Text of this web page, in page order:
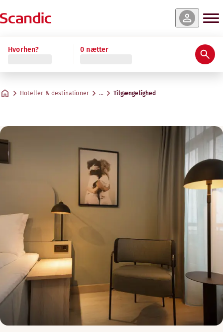
Hvorhen? 0 nætter
Hoteller & destinationer … Tilgængelighed